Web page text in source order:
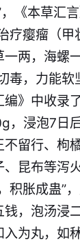
《本草汇
疗瘿瘤（
两，海螺
毒，力能
》中收录
，浸泡7日
留行、枸
昆布等泻
积胀成蛊”
，泡汤浸
为丸，如